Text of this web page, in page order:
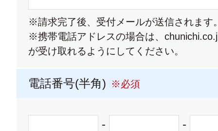
大学願書 (（ネット出願に関す
※ネット出願のため願書は含まれ
愛知学泉大学
※請求完了後、受付メールが送信されます
※携帯電話アドレスの場合は、
が受け取れるようにしてください。
電話番号(半角) ※必須
- -